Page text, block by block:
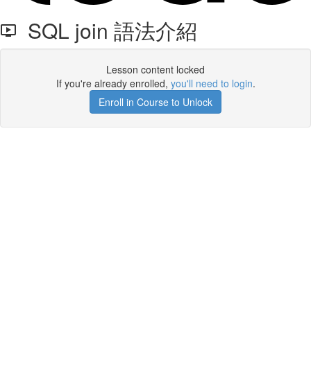
SQL join 語法介紹
Lesson content locked
If you're already enrolled, you'll need to login.
Enroll in Course to Unlock